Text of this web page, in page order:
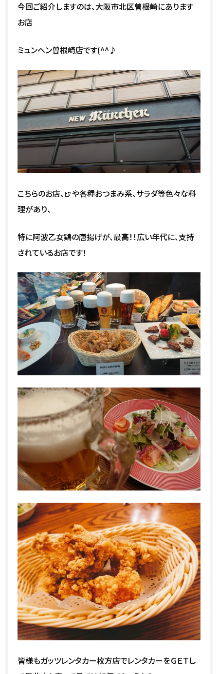
今回ご紹介しますのは、大阪市北区曽根崎にあります
お店
ミュンヘン曽根崎店です(^^♪
こちらのお店、🍺や各種おつまみ系、サラダ等色々な料
理があり、
特に阿波乙女鶏の唐揚げが、最高！！広い年代に、支持
されているお店です！
皆様もガッツレンタカー枚方店でレンタカーをＧＥＴし